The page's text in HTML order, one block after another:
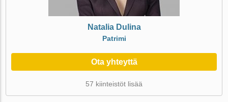
Natalia Dulina
Patrimi
Ota yhteyttä
57 kiinteistöt lisää